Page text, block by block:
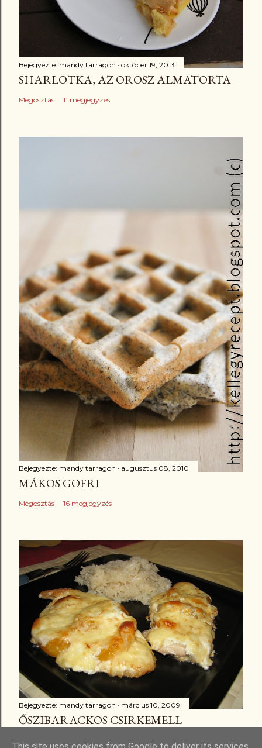
Bejegyezte: mandy tarragon október 19, 2013
SHARLOTKA, AZ OROSZ ALMATORTA
Megosztás 11 megjegyzés
Bejegyezte: mandy tarragon augusztus 08, 2010
MÁKOS GOFRI
Megosztás 16 megjegyzés
Bejegyezte: mandy tarragon március 10, 2009
ŐSZIBARACKOS CSIRKEMELL
3 megjegyzés